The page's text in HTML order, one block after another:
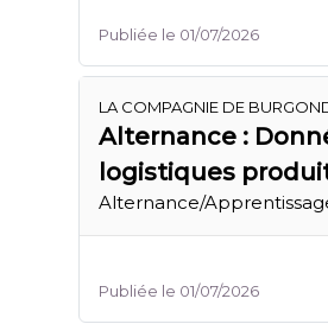
Publiée le 01/07/2026
LA COMPAGNIE DE
Alternance :
logistiques
Alternance/
Publiée le 01/07/2026